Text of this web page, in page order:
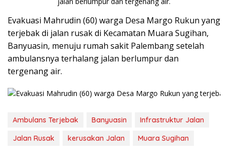
Evakuasi Mahrudin (60) warga Desa Margo Rukun yang
terjebak di jalan rusak di Kecamatan Muara Sugihan,
Banyuasin, menuju rumah sakit Palembang setelah
ambulansnya terhalang jalan berlumpur dan
tergenang air.
Ambulans Terjebak Banyuasin
Infrastruktur Jalan
Jalan Rusak
kerusakan Jalan Muara Sugihan